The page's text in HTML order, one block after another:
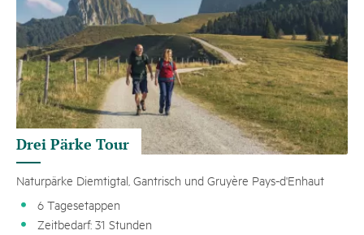
Drei Pärke Tour
Naturpärke Diemtigtal, Gantrisch und Gruyère Pays-d'Enhaut
6 Tagesetappen
Zeitbedarf: 31 Stunden